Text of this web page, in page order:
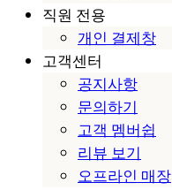
직원 전용
개인 결제창
고객센터
공지사항
문의하기
고객 멤버쉽
리뷰 보기
오프라인 매장